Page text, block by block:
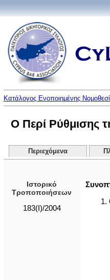
Κατάλογος Ενοποιημένης
Ο Περί Ρύθμισης
Περιεχόμενα
Ιστορικό
Τροποποιήσεων
183(I)/2004
1.